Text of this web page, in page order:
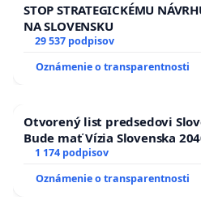
STOP STRATEGICKÉMU
NA SLOVENSKU
29 537 podpisov
Oznámenie o transparentnosti
Otvorený list predsedovi
Bude mať Vízia Slovenska
1 174 podpisov
Oznámenie o transparentnosti